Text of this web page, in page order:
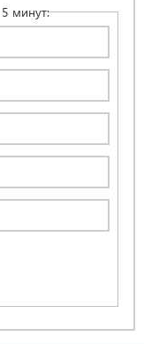
5 минут: